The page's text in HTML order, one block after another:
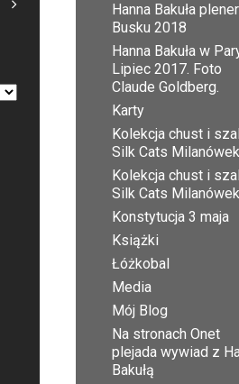
Hanna Bakuła
Busku 2018
Hanna Bakuła w
Lipiec 2017. Foto
Claude Goldberg.
Karty
Kolekcja chust i
Silk Cats Milanówek
Kolekcja chust i
Silk Cats Milanówek
Konstytucja 3 maja
Książki
Łóżkobal
Media
Mój Blog
Na stronach Onet
plejada wywiad z
Bakułą